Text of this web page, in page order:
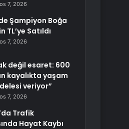
7, 2026
Şampiyon Boğa
TL’ye Satıldı
7, 2026
değil esaret: 600
kayalıkta yaşam
veriyor”
7, 2026
Trafik
Hayat Kaybı